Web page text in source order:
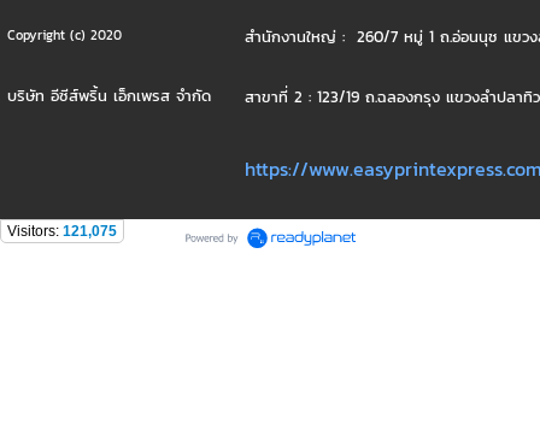
Copyright (c) 2020 สำนักงานใหญ่ : 260/7 หมู่ 1 ถ.อ่อนนุช แขว
บริษัท อีซีส์พริ้น เอ็กเพรส จำกัด สาขาที่ 2 : 123/19 ถ.ฉลองกรุง แขวงลำปลา
https://
Visitors: 121,075